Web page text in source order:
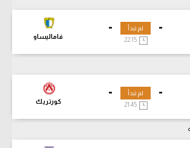
-
-
فاماليساو
لم تبدأ
22:15
-
-
كورتريك
لم تبدأ
21:45